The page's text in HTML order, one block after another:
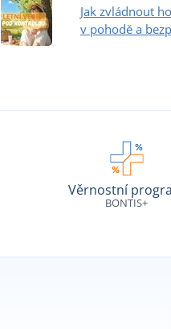
Jak zvládnout
v pohodě a
Věrnostní
BONTIS+